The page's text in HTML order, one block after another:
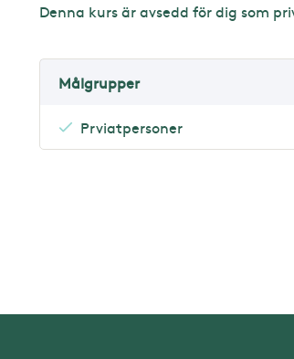
Denna kurs är avsedd för dig som
Målgrupper
Prviatpersoner